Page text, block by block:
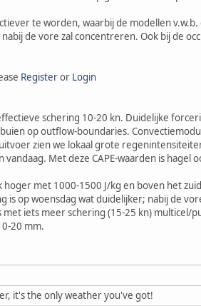
te worden, waarbij de modellen
de vore zal concentreren. Ook bij de
Registeror Login
schering 10-20 kn. Duidelijke
op outflow-boundaries.
zien we lokaal grote
Met deze CAPE-waarden is hagel
hoger met 1000-1500 J/kg en boven het
op woensdag wat duidelijker; nabij de
iets meer schering (15-25 kn) multicel/
20 mm.
it's the only weather you've got!